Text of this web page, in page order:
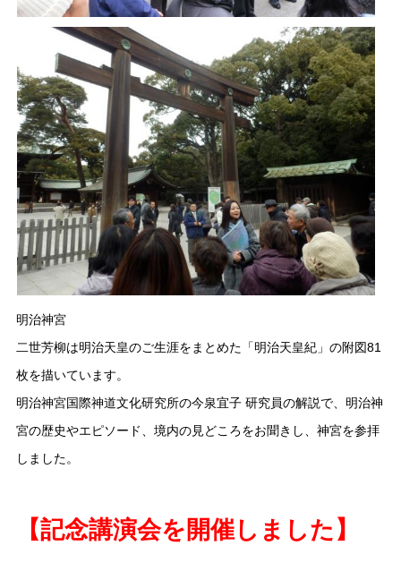
明治神宮
二世芳柳は明治天皇のご生涯をまとめた「明治天皇紀」の附図81
枚を描いています。
明治神宮国際神道文化研究所の今泉宜子 研究員の解説で、明治神
宮の歴史やエピソード、境内の見どころをお聞きし、神宮を参拝
しました。
【記念講演会を開催しました】